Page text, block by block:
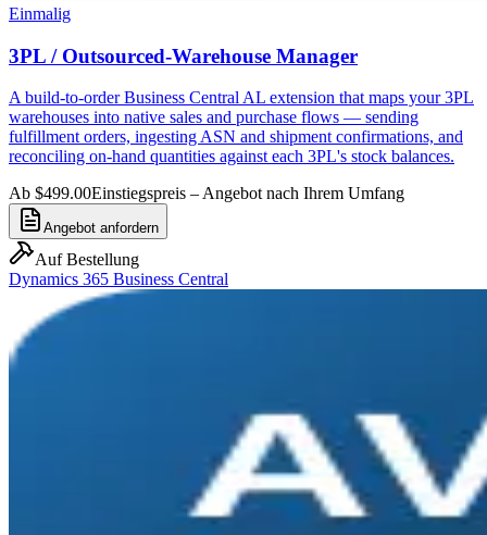
Einmalig
3PL / Outsourced-Warehouse Manager
A build-to-order Business Central AL extension that maps your 3PL
warehouses into native sales and purchase flows — sending
fulfillment orders, ingesting ASN and shipment confirmations, and
reconciling on-hand quantities against each 3PL's stock balances.
Ab $499.00Einstiegspreis – Angebot nach Ihrem Umfang
Angebot anfordern
Auf Bestellung
Dynamics 365 Business Central